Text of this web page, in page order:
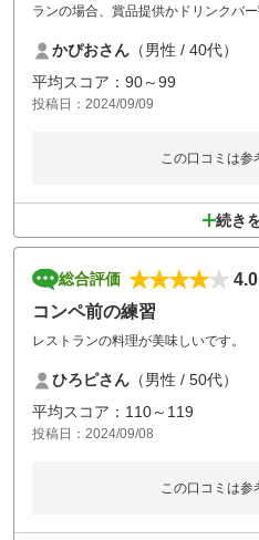
ランの場合、賞品提供かドリンクバ
当日ナビを見ると名前が変わっていま
私が間違っていたのかとアプリを再
ませんでした。そちらの都合で名前
いただくのが普通だと思いますがそ
かぴおさん （男性 / 40代）
平均スコア：90～99
投稿日：2024/09/09
この口コミは参
続き
総合評価
4.0
コンペ前の練習
レストランの料理が美味しいです。
ひろピさん （男性 / 50代）
平均スコア：110～119
投稿日：2024/09/08
この口コミは参